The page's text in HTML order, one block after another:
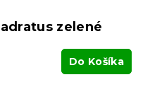
zelené
Do Košíka